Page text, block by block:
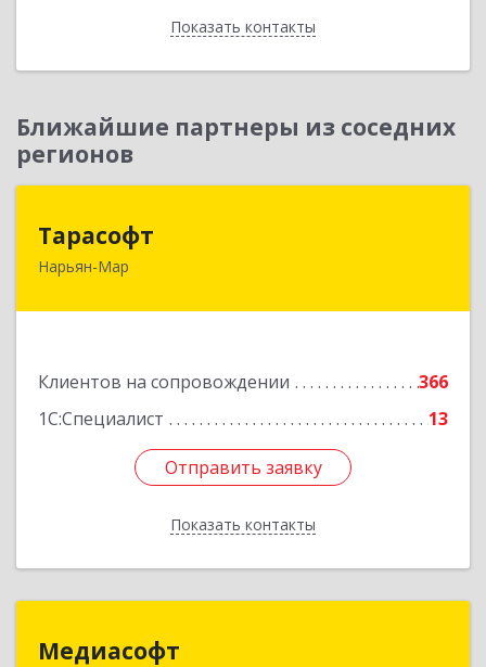
Показать контакты
Назад
Ближайшие партнеры из соседних
регионов
Тарасофт
Нарьян-Мар
Клиентов на сопровождении
366
1С:Специалист
13
Отправить заявку
Показать контакты
166000, Ненецкий АО, Нарьян-Мар г, им
Отправить заявку
Назад
Медиасофт